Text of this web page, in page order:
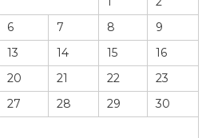
6 7 8
9
13 14 15
16
20 21 22
23
27 28 29
30